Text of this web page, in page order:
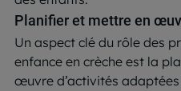
Planifier et mettre en
Un aspect clé du rôle des
enfance en crèche est la
œuvre d’activités